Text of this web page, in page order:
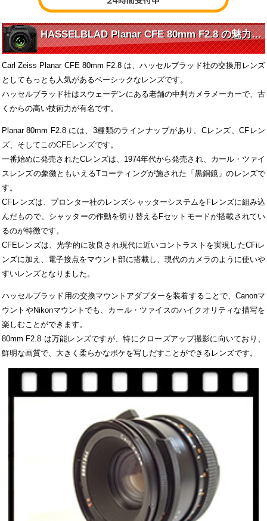
HASSELBLAD Planar CFE 80mm F2.8 の魅力に迫る
Carl Zeiss Planar CFE 80mm F2.8 は、ハッセルブラッド社の交換用レンズ
としてもっとも人気があるベーシックなレンズです。
ハッセルブラッド社はスウェーデンにある老舗の中判カメラメーカーで、古
くからの高い技術力が有名です。
Planar 80mm F2.8 には、3種類のラインナップがあり、Cレンズ、CFレン
ズ、そしてこのCFEレンズです。
一番始めに発売されたCレンズは、1974年代から発売され、カール・ツァイ
スレンズの象徴ともいえるTコーティングが施された「黒銅鏡」のレンズで
す。
CFレンズは、プロンター社のレンズシャッターシステムをFレンズに組み込
んだもので、シャッターの作動を切り替えるFセットモードが搭載されてい
るのが特徴です。
CFEレンズは、光学的に改良され現代に近いコントラストを実現したCFiレ
ンズに加え、電子接点をマウント部に搭載し、現代のカメラのように使いや
すいレンズとなりました。
ハッセルブラッド用の交換マウントアダプターを装着することで、Canonマ
ウントやNikonマウントでも、カール・ツァイスのハイクオリティな描写を
楽しむことができます。
80mm F2.8 は万能レンズですが、特にクローズアップ撮影に向いており、
鮮明な画質で、大きく柔らかなボケを写しだすことができるレンズです。